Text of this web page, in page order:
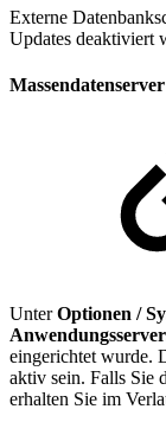
Externe
Updates deaktiviert
UnterOptionen /
eingerichtet wurde.
aktiv sein. Falls Sie
erhalten Sie im